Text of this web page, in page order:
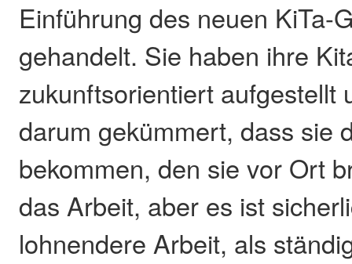
Einführung des neuen KiTa-
gehandelt. Sie haben ihre
zukunftsorientiert aufgestellt
darum gekümmert, dass sie
bekommen, den sie vor Ort
das Arbeit, aber es ist
lohnendere Arbeit, als